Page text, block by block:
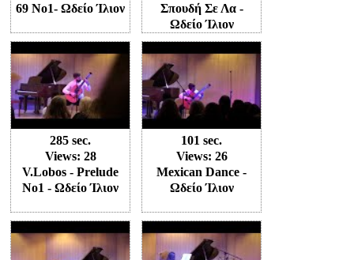
69 No1- Ωδείο Ίλιον
Σπουδή Σε Λα -
Ωδείο Ίλιον
285 sec.
Views: 28
V.Lobos - Prelude
No1 - Ωδείο Ίλιον
101 sec.
Views: 26
Mexican Dance -
Ωδείο Ίλιον